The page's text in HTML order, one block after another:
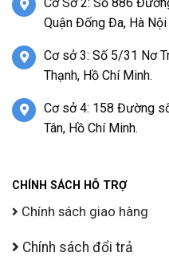
Quận Đống Đa, Hà Nội
Cơ sở 3: Số 5/31 Nơ
Thạnh, Hồ Chí Minh.
Cơ sở 4: 158 Đường
Tân, Hồ Chí Minh.
CHÍNH SÁCH HỖ TRỢ
Chính sách giao hàng
Chính sách đổi trả